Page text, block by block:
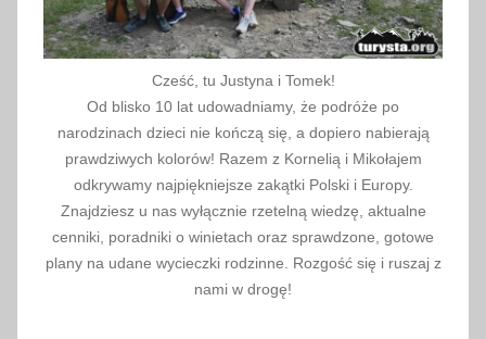
Cześć, tu Justyna i Tomek!
Od blisko 10 lat udowadniamy, że podróże po
narodzinach dzieci nie kończą się, a dopiero nabierają
prawdziwych kolorów! Razem z Kornelią i Mikołajem
odkrywamy najpiękniejsze zakątki Polski i Europy.
Znajdziesz u nas wyłącznie rzetelną wiedzę, aktualne
cenniki, poradniki o winietach oraz sprawdzone, gotowe
plany na udane wycieczki rodzinne. Rozgość się i ruszaj z
nami w drogę!